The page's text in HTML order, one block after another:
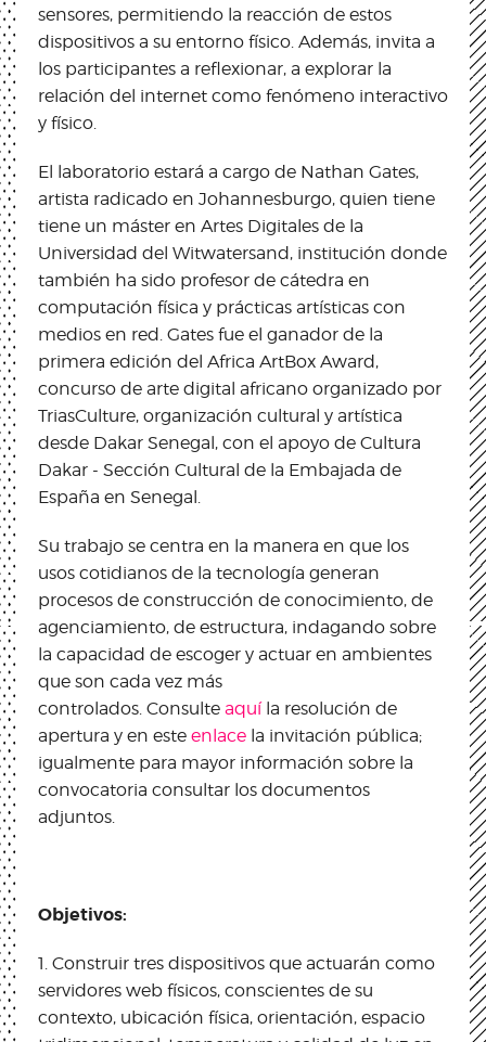
sensores, permitiendo la reacción de estos
dispositivos a su entorno físico. Además, invita a
los participantes a reflexionar, a explorar la
relación del internet como fenómeno interactivo
y físico.
El laboratorio estará a cargo de Nathan Gates,
artista radicado en Johannesburgo, quien tiene
tiene un máster en Artes Digitales de la
Universidad del Witwatersand, institución donde
también ha sido profesor de cátedra en
computación física y prácticas artísticas con
medios en red. Gates fue el ganador de la
primera edición del Africa ArtBox Award,
concurso de arte digital africano organizado por
TriasCulture, organización cultural y artística
desde Dakar Senegal, con el apoyo de Cultura
Dakar - Sección Cultural de la Embajada de
España en Senegal.
Su trabajo se centra en la manera en que los
usos cotidianos de la tecnología generan
procesos de construcción de conocimiento, de
agenciamiento, de estructura, indagando sobre
la capacidad de escoger y actuar en ambientes
que son cada vez más
controlados. Consulte aquíla resolución de
apertura y en este enlace la invitación pública;
igualmente para mayor información sobre la
convocatoria consultar los documentos
adjuntos.
Objetivos:
1. Construir tres dispositivos que actuarán como
servidores web físicos, conscientes de su
contexto, ubicación física, orientación, espacio